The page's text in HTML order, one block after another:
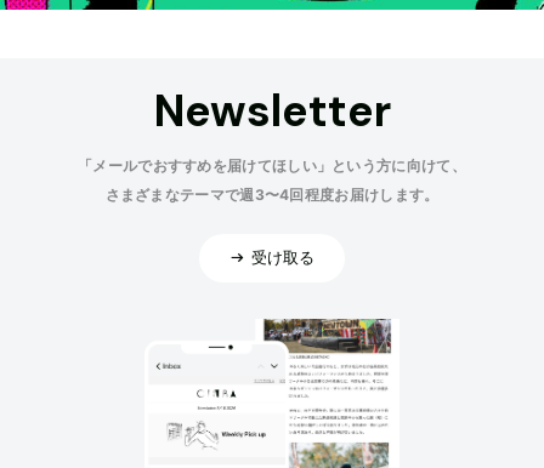
Newsletter
「メールでおすすめを届けてほしい」という方に向けて、
さまざまなテーマで週3〜4回程度お届けします。
受け取る